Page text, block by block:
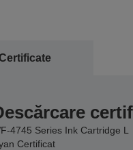
4745 Series Ink Cartridge L
Certificat